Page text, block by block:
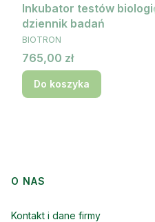
Inkubator testów
dziennik badań
PRODUCENT
BIOTRON
Cena
765,00 zł
Do koszyka
Linki w stopce
O NAS
Kontakt i dane firmy